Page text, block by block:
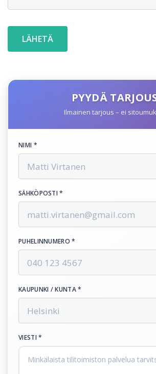
PYYDÄ
Ilmainen tarjous – ei
NIMI *
SÄHKÖPOSTI *
PUHELINNUMERO *
KAUPUNKI / KUNTA *
VIESTI *